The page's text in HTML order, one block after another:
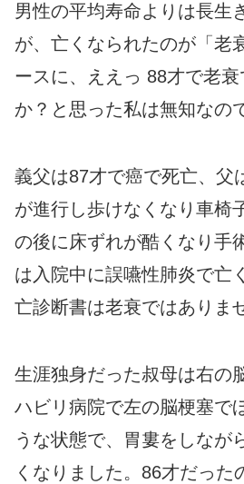
男性の平均寿命よりは長生
が、亡くなられたのが「老
ースに、ええっ 88才で老
か？と思った私は無知なの
義父は87才で癌で死亡、父
が進行し歩けなくなり車椅
の後に床ずれが酷くなり手
は入院中に誤嚥性肺炎で亡
亡診断書は老衰ではありま
生涯独身だった叔母は右の
ハビリ病院で左の脳梗塞で
うな状態で、胃婁をしなが
くなりました。86才だった